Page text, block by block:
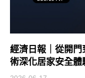
經濟日報｜從開
術深化居家安全體